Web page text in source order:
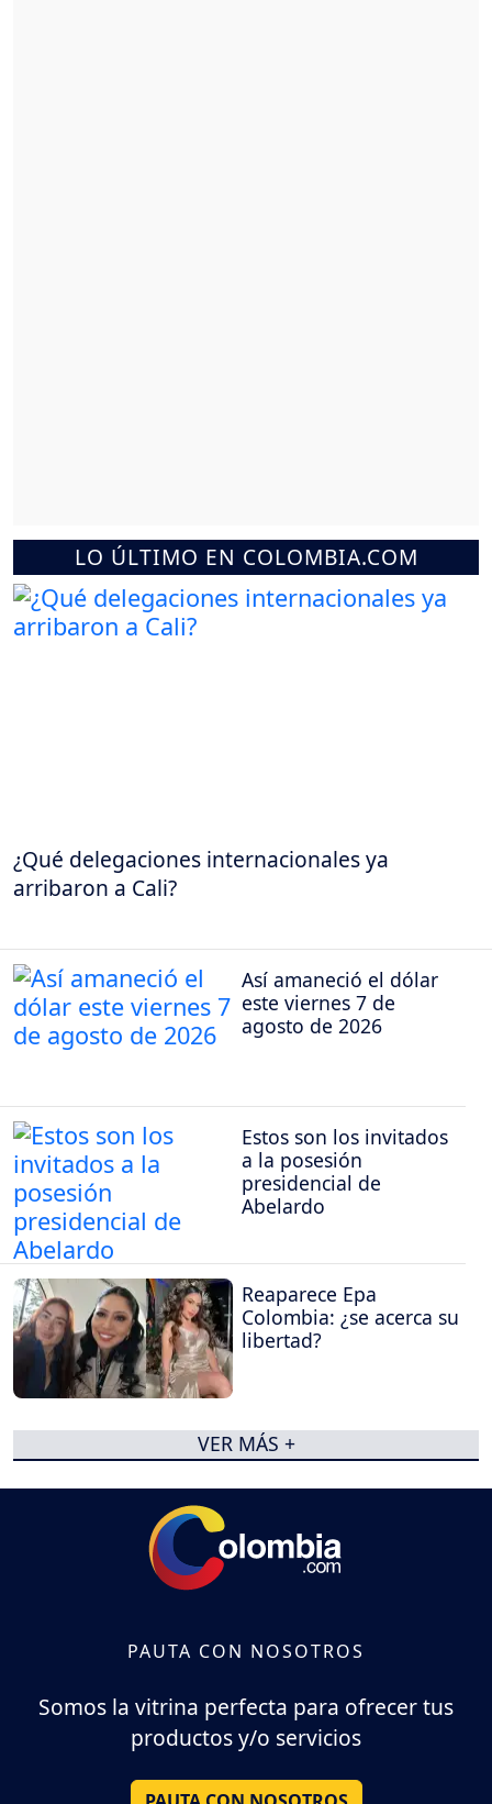
LO ÚLTIMO EN COLOMBIA.COM
¿Qué delegaciones internacionales ya
arribaron a Cali?
Así amaneció el dólar
este viernes 7 de
agosto de 2026
Estos son los invitados
a la posesión
presidencial de
Abelardo
Reaparece Epa
Colombia: ¿se acerca su
libertad?
VER MÁS +
PAUTA CON NOSOTROS
Somos la vitrina perfecta para ofrecer tus
productos y/o servicios